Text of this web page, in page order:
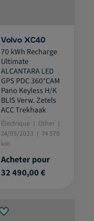
Volvo XC40
70 kWh Recharge
Ultimate
ALCANTARA LED
GPS PDC 360°CAM
Pano Keyless H/K
BLIS Verw. Zetels
ACC Trekhaak
Électrique
Other
24/05/2023
74 570
km
Acheter pour
32 490,00 €